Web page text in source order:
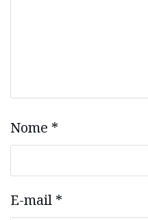
Nome *
E-mail *